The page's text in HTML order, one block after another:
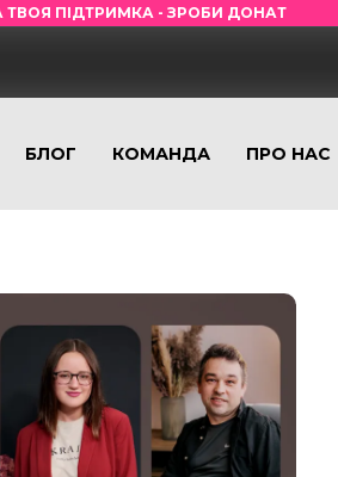
ТВОЯ ПІДТРИМКА - ЗРОБИ ДОНАТ
БЛОГ КОМАНДА ПРО НАС